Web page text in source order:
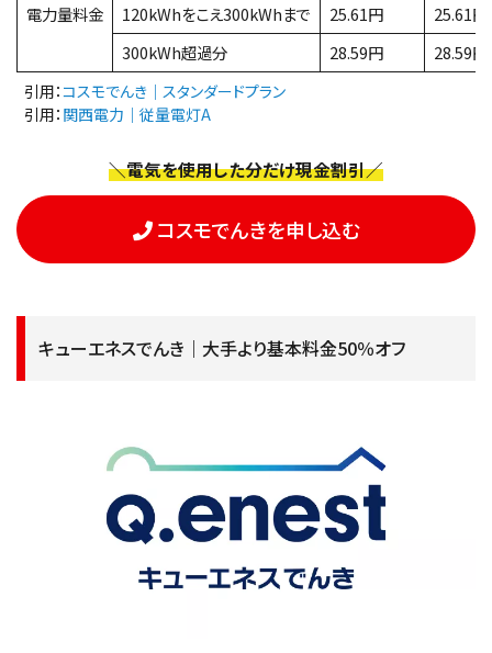
電力量料金
120kWhをこえ300kWhまで
25.61円
25.61円
300kWh超過分
28.59円 28.59円
引用：コスモでんき｜スタンダードプラン
引用： 関西電力｜従量電灯A
＼電気を使用した分だけ現金割引／
コスモでんきを申し込む
キューエネスでんき｜大手より基本料金50％オフ